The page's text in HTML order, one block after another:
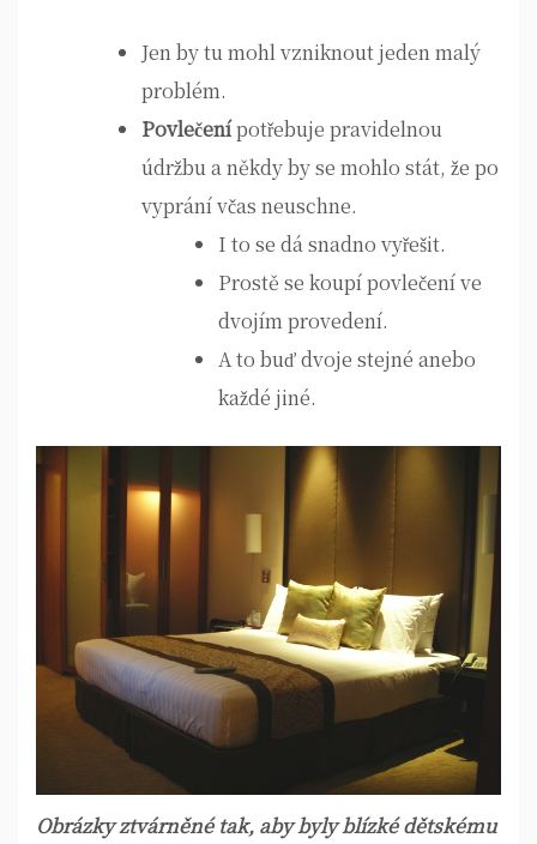
Jen by tu mohl vzniknout jeden malý
problém.
Povlečenípotřebuje pravidelnou
údržbu a někdy by se mohlo stát, že po
vyprání včas neuschne.
I to se dá snadno vyřešit.
Prostě se koupí povlečení ve
dvojím provedení.
A to buď dvoje stejné anebo
každé jiné.
Obrázky ztvárněné tak, aby byly blízké dětskému